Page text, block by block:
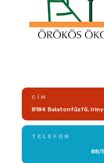
CÍM
8184 Balatonfűzfő,
TELEFON
88/